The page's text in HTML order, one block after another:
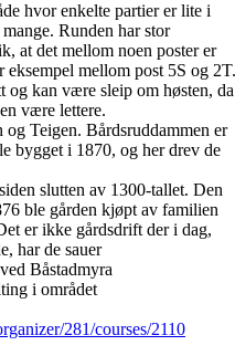
hvor enkelte partier er lite i
Runden har stor
at det mellom noen poster er
mellom post 5S og 2T.
og kan være sleip om høsten, da
være lettere.
Teigen. Bårdsruddammen er
bygget i 1870, og her drev de
slutten av 1300-tallet. Den
ble gården kjøpt av familien
er ikke gårdsdrift der i dag,
har de sauer
Båstadmyra
i området
281/courses/2110